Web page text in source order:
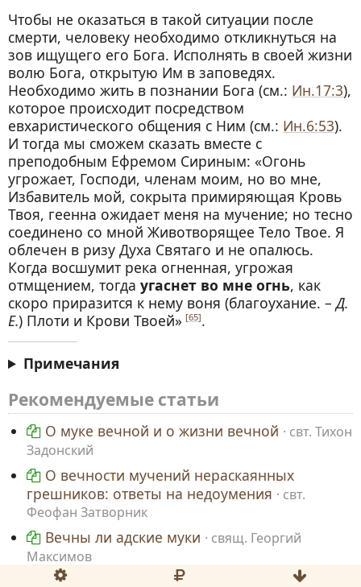
Чтобы не оказаться в такой ситуации после
смерти, человеку необходимо откликнуться на
зов ищущего его Бога. Исполнять в своей жизни
волю Бога, открытую Им в заповедях.
Необходимо жить в познании Бога (см.: Ин.17:3),
которое происходит посредством
евхаристического общения с Ним (см.: Ин.6:53).
И тогда мы сможем сказать вместе с
преподобным Ефремом Сириным: «Огонь
угрожает, Господи, членам моим, но во мне,
Избавитель мой, сокрыта примиряющая Кровь
Твоя, геенна ожидает меня на мучение; но тесно
соединено со мной Животворящее Тело Твое. Я
облечен в ризу Духа Святаго и не опалюсь.
Когда восшумит река огненная, угрожая
отмщением, тогда угаснет во мне огнь, как
скоро приразится к нему воня (благоухание. –Д.
Е.) Плоти и Крови Твоей» [65].
Примечания
Рекомендуемые статьи
О муке вечной и о жизни вечной
свт. Тихон
Задонский
О вечности мучений нераскаянных
грешников: ответы на недоумения
свт.
Феофан Затворник
Вечны ли адские муки
свящ. Георгий
Максимов
Кончатся ли адские муки свящ. Георгий